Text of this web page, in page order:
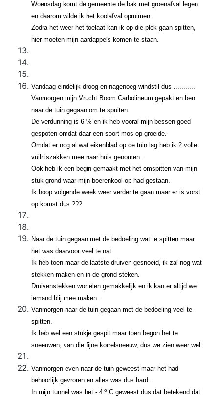
Woensdag komt de gemeente de bak met groenafval legen
en daarom wilde ik het koolafval opruimen.
Zodra het weer het toelaat kan ik op die plek gaan spitten,
hier moeten mijn aardappels komen te staan.
Vandaag eindelijk droog en nagenoeg windstil dus ...........
Vanmorgen mijn Vrucht Boom Carbolineum gepakt en ben
naar de tuin gegaan om te spuiten.
De verdunning is 6 % en ik heb vooral mijn bessen goed
gespoten omdat daar een soort mos op groeide.
Omdat er nog al wat eikenblad op de tuin lag heb ik 2 volle
vuilniszakken mee naar huis genomen.
Ook heb ik een begin gemaakt met het omspitten van mijn
stuk grond waar mijn boerenkool op had gestaan.
Ik hoop volgende week weer verder te gaan maar er is vorst
op komst dus ???
Naar de tuin gegaan met de bedoeling wat te spitten maar
het was daarvoor veel te nat.
Ik heb toen maar de laatste druiven gesnoeid, ik zal nog wat
stekken maken en in de grond steken.
Druivenstekken wortelen gemakkelijk en ik kan er altijd wel
iemand blij mee maken.
Vanmorgen naar de tuin gegaan met de bedoeling veel te
spitten.
Ik heb wel een stukje gespit maar toen begon het te
sneeuwen, van die fijne korrelsneeuw, dus we zien weer wel.
Vanmorgen even naar de tuin geweest maar het had
behoorlijk gevroren en alles was dus hard.
In mijn tunnel was het - 4 o C geweest dus dat betekend dat